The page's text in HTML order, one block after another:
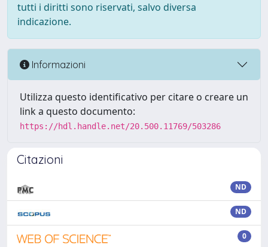
tutti i diritti sono riservati, salvo diversa
indicazione.
Informazioni
Utilizza questo identificativo per citare o creare un
link a questo documento:
https://hdl.handle.net/20.500.11769/503286
Citazioni
ND
ND
0